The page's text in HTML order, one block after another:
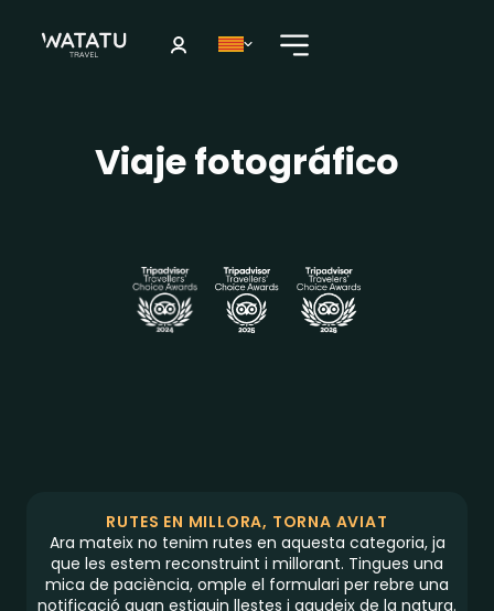
Viaje fotográfico
RUTES EN MILLORA, TORNA AVIAT
Ara mateix no tenim rutes en aquesta categoria, ja
que les estem reconstruint i millorant. Tingues una
mica de paciència, omple el formulari per rebre una
notificació quan estiguin llestes i gaudeix de la natura.